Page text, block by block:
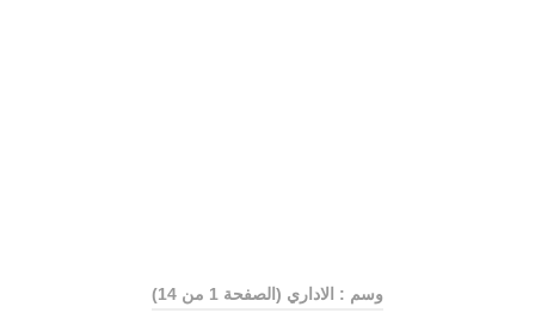
وسم : الاداري (الصفحة 1 من 14)